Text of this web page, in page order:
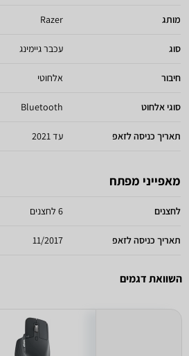
מותג Razer
סוג עכבר גיימינג
חיבור אלחוטי
סוגי אלחוט Bluetooth
תאריך כניסה לזאפ עד 2021
מאפייני מפתח
לחצנים 6 לחצנים
תאריך כניסה לזאפ 11/2017
השוואת דגמים